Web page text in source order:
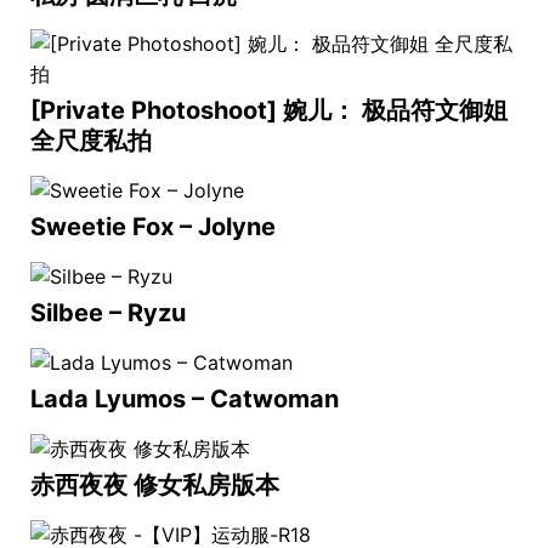
[Private Photoshoot] 婉儿： 极品符文御姐
全尺度私拍
Sweetie Fox – Jolyne
Silbee – Ryzu
Lada Lyumos – Catwoman
赤西夜夜 修女私房版本